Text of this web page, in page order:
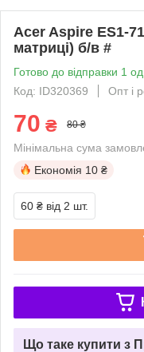
Acer Aspire ES1-
матриці) б/в #
Готово до відправки 1 од.
Код: ID320369
Опт і
70 ₴ 80 ₴
Мінімальна сума
Економія 10 ₴
60 ₴ від 2 шт.
Що таке купити з